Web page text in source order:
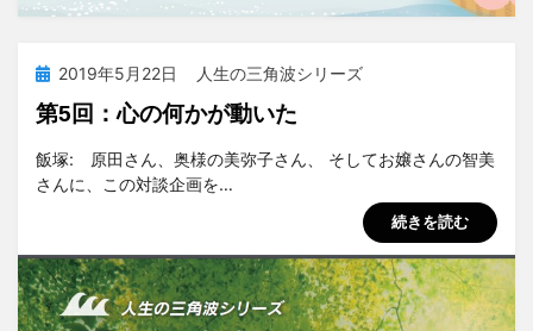
投
稿
日:
2019年5月22日 人生の三角波シリーズ
第5回：心の何かが動いた
投稿者tsuchiya
飯塚: 原田さん、奥様の美弥子さん、 そしてお嬢さんの智美
さんに、この対談企画を…
続きを読む